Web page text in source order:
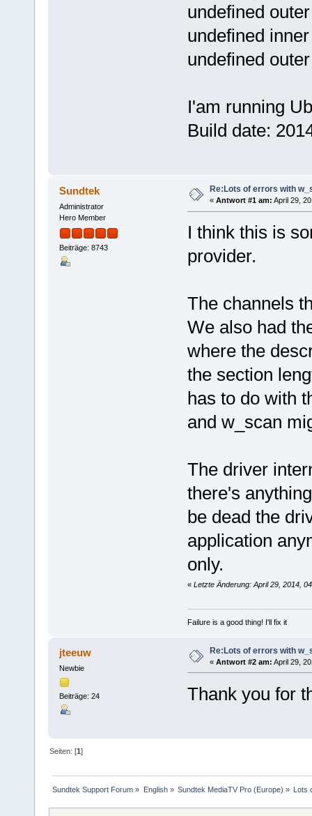
undefined
undefined
undefined
I'am running
Build date:
Sundtek
Administrator
Hero Member
Beiträge: 8743
Re:Lots of errors with
« Antwort #1 am: April 29,
I think this is
provider.
The channels
We also had
where the
the section
has to do with
and w_scan
The driver
there's
be dead the
application
only.
« Letzte Änderung: April 29, 2014,
Failure is a good thing! I'll fix it
jteeuw
Newbie
Beiträge: 24
Re:Lots of errors with
« Antwort #2 am: April 29,
Thank you for
Seiten: [1]
Sundtek Support Forum » English» Sundtek MediaTV Pro (Europe) » Lots